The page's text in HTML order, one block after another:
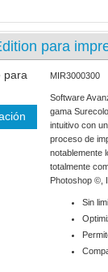
para
MIR3000300
Software
gama
intuitivo con
proceso de
notablemente
totalmente
Photoshop ©,
Sin